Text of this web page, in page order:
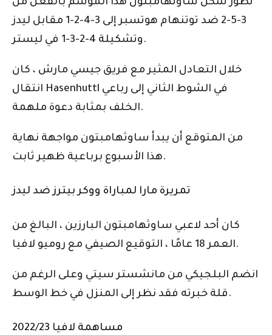
تطور شكل ساوثهامبتون هذا الموسم بالفعل من
3-5-2 ضد توتنهام هوتسبر إلى 3-4-2-1 مقابل ليدز
وتشكيلة 4-2-3-1 في ليستر.
خلال التعادل المثير مع فريق جيسي مارش ، كان
انتقال Hasenhuttl في الشوط الثاني إلى رباعي
الخلف بمثابة دعوة ملهمة.
من المتوقع أن يبدأ ساوثهامبتون مواجهة نهاية
هذا الأسبوع برباعية ظهير ثابت.
تمريرة مارا لمباراة ووكر بيترز ضد ليدز
كان أحد لاعبي ساوثهامبتون البارزين ، البالغ من
العمر 18 عامًا ، التوقيع الصيفي مع روميو لافيا.
انضم البلجيكي من مانشستر سيتي وعلى الرغم من
قلة خبرته فقد نظر إلى المنزل في خط الوسط.
مساهمة لافيا 2022/23